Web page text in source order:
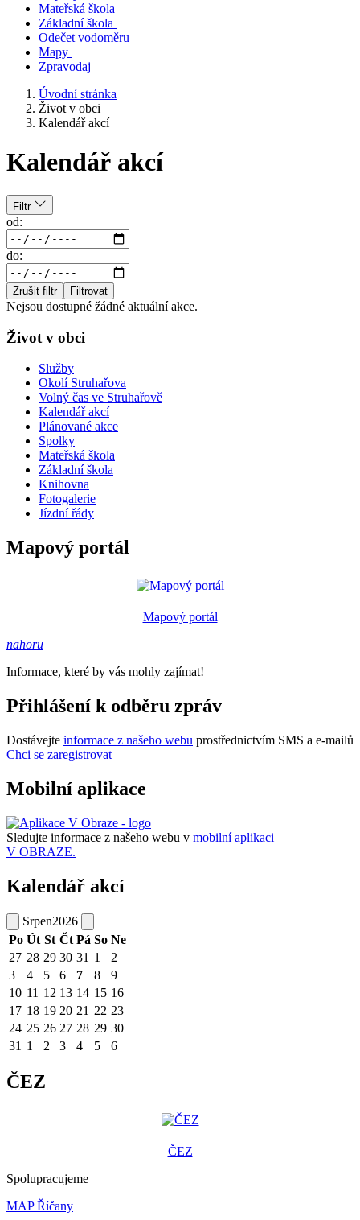
Mateřská škola
Základní škola
Odečet vodoměru
Mapy
Zpravodaj
Úvodní stránka
Život v obci
Kalendář akcí
Kalendář akcí
Filtr
od:
do:
Zrušit filtr Filtrovat
Nejsou dostupné žádné aktuální akce.
Život v obci
Služby
Okolí Struhařova
Volný čas ve Struhařově
Kalendář akcí
Plánované akce
Spolky
Mateřská škola
Základní škola
Knihovna
Fotogalerie
Jízdní řády
Mapový portál
Mapový portál
nahoru
Informace, které by vás mohly zajímat!
Přihlášení k odběru zpráv
Dostávejte informace z našeho webu prostřednictvím SMS a e-mailů
Chci se zaregistrovat
Mobilní aplikace
Sledujte informace z našeho webu v mobilní aplikaci –
V OBRAZE.
Kalendář akcí
Srpen2026
Po Út St Čt Pá So Ne
27 28 29 30 31 1
2
3
4 5 6 7 8
9
10 11 12 13 14 15 16
17 18 19 20 21 22 23
24 25 26 27 28 29 30
31 1 2 3 4 5 6
ČEZ
ČEZ
Spolupracujeme
MAP Říčany